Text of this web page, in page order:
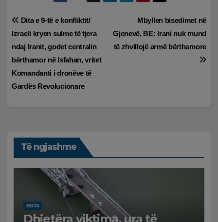
Lëvizje
te
postimet
Mbyllen bisedimet në
Gjenevë, BE: Irani nuk mund
të zhvillojë armë bërthamore
Dita e 9-të e konfliktit/
Izraeli kryen sulme të tjera
ndaj Iranit, godet centralin
bërthamor në Isfahan, vritet
Komandanti i dronëve të
Gardës Revolucionare
Të ngjashme
BOTA
Dhjetëra viktima, ura të